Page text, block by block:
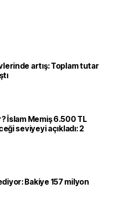
artış: Toplam tutar
İslam Memiş 6.500 TL
seviyeyi açıkladı: 2
Bakiye 157 milyon